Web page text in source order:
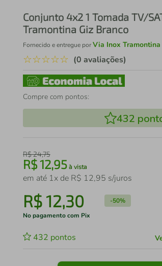
Conjunto 4x2 1 Tomada TV/
Tramontina Giz Branco
Fornecido e entregue porVia Inox Tramontina
☆☆☆☆☆ (0 avaliações)
Compre com pontos:
432
R$24,75
R$12,95 à vista
em até 1x de R$ 12,95 s/juros
R$12,30 -50%
No pagamento com Pix
432 pontos